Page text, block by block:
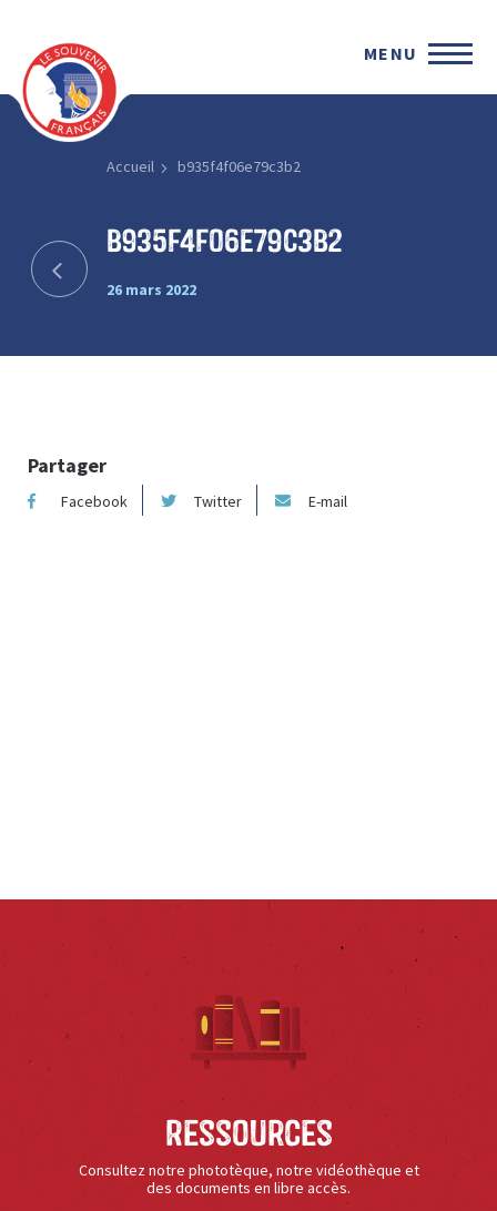
MENU
Accueil b935f4f06e79c3b2
b935f4f06e79c3b2
26 mars 2022
Partager
Facebook Twitter E-mail
Ressources
Consultez notre phototèque, notre vidéothèque et
des documents en libre accès.